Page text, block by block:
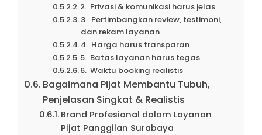
2. Privasi & komunikasi harus jelas
3. Pertimbangkan review, testimoni,
dan rekam layanan
4. Harga harus transparan
5. Batas layanan harus tegas
6. Waktu booking realistis
Bagaimana Pijat Membantu Tubuh,
Penjelasan Singkat & Realistis
Brand Profesional dalam Layanan
Pijat Panggilan Surabaya